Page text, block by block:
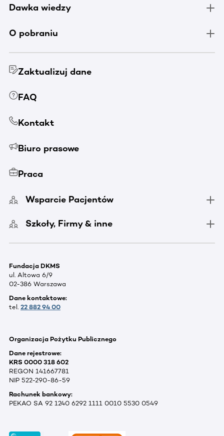
Dawka wiedzy
O pobraniu
Zaktualizuj dane
FAQ
Kontakt
Biuro prasowe
Praca
Wsparcie Pacjentów
Szkoły, Firmy & inne
Fundacja DKMS
ul. Altowa 6/9
02-386 Warszawa
Dane kontaktowe:
tel. 22 882 94 00
Organizacja Pożytku Publicznego
Dane rejestrowe:
KRS 0000 318 602
REGON 141667781
NIP 522-290-86-59
Rachunek bankowy:
PEKAO SA 92 1240 6292 1111 0010 5530 0549